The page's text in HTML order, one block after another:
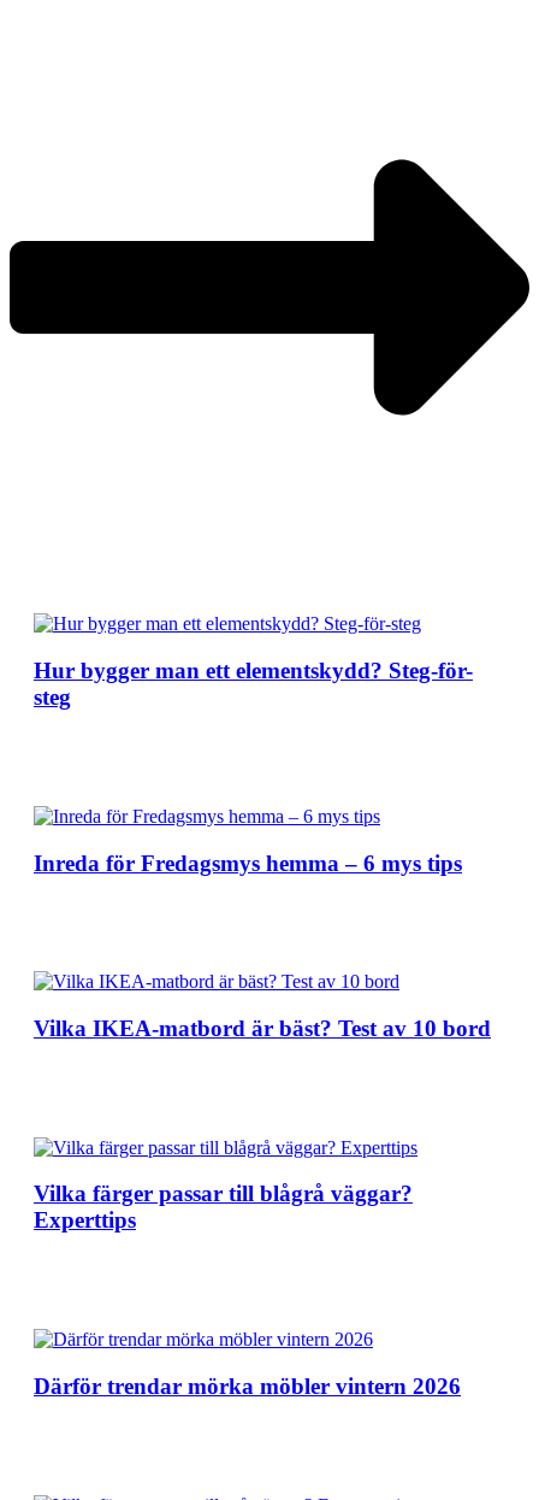
Hur bygger man ett elementskydd? Steg-för-
steg
Inreda för Fredagsmys hemma – 6 mys tips
Vilka IKEA-matbord är bäst? Test av 10 bord
Vilka färger passar till blågrå väggar?
Experttips
Därför trendar mörka möbler vintern 2026